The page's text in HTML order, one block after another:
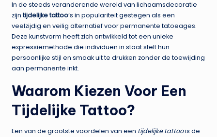
In de steeds veranderende wereld van lichaamsdecoratie
zijntijdelijke tattoo‘s in populariteit gestegen als een
veelzijdig en veilig alternatief voor permanente tatoeages.
Deze kunstvorm heeft zich ontwikkeld tot een unieke
expressiemethode die individuen in staat stelt hun
persoonlijke stijl en smaak uit te drukken zonder de toewijding
aan permanente inkt.
Waarom Kiezen Voor Een
Tijdelijke Tattoo?
Een van de grootste voordelen van een tijdelijke tattoois de